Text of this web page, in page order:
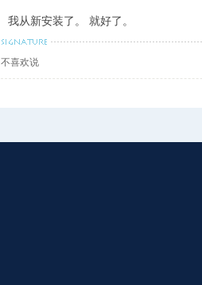
我从新安装了。 就好了。
不喜欢说